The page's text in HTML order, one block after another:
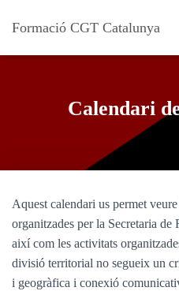
Formació CGT Catalunya
Calendari
Aquest calendari us permet
organitzades per la Secretaria
així com les activitats
divisió territorial no segueix un
i geogràfica i conexió